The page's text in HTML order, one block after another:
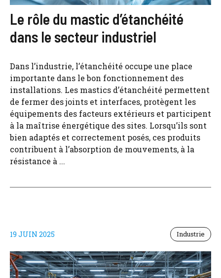
Le rôle du mastic d’étanchéité
dans le secteur industriel
Dans l’industrie, l’étanchéité occupe une place
importante dans le bon fonctionnement des
installations. Les mastics d’étanchéité permettent
de fermer des joints et interfaces, protègent les
équipements des facteurs extérieurs et participent
à la maîtrise énergétique des sites. Lorsqu’ils sont
bien adaptés et correctement posés, ces produits
contribuent à l’absorption de mouvements, à la
résistance à ...
19 JUIN 2025 Industrie